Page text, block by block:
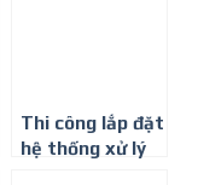
Thi công lắp đặt
hệ thống xử lý